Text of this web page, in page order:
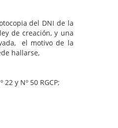
del DNI de la
de creación, y una
el motivo de la
hallarse,
y Nº 50 RGCP;